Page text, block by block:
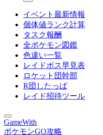
イベント最新情報
個体値ランク計算
タスク報酬
全ポケモン図鑑
色違い一覧
レイドボス早見表
ロケット団幹部
R団したっぱ
レイド招待ツール
GameWith
ポケモンGO攻略